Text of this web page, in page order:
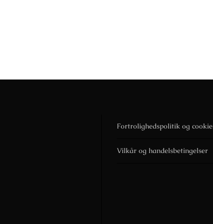
Fortrolighedspolitik og
Vilkår og handelsbetingelser